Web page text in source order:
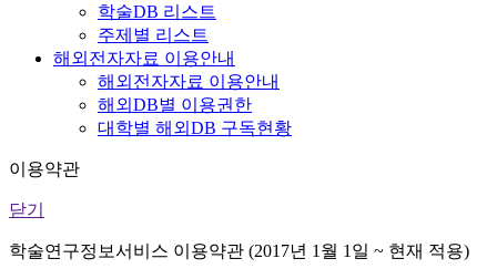
학술DB 리스트
주제별 리스트
해외전자자료 이용안내
해외전자자료 이용안내
해외DB별 이용권한
대학별 해외DB 구독현황
이용약관
닫기
학술연구정보서비스 이용약관 (2017년 1월 1일 ~ 현재 적용)